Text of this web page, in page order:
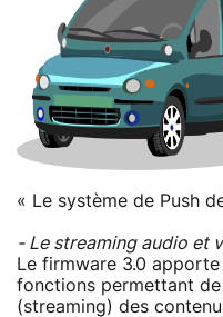
« Le système de Push
- Le streaming audio et
Le firmware 3.0
fonctions permettant
(streaming) des